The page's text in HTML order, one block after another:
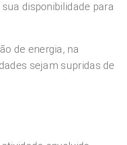
disponibilidade para
de energia, na
sejam supridas de